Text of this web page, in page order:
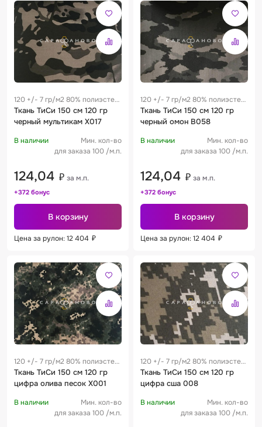
120 +/- 7 гр/м2 80% полиэстер
/ 20% хлопок 0.25 м
Ткань ТиСи 150 см 120 гр
черный мультикам Х017
В наличии
Мин. кол-во
для заказа 100 /м.п.
124,04 ₽ за м.п.
+372 бонус
В корзину
Цена за рулон: 12 404 ₽
120 +/- 7 гр/м2 80% полиэстер
/ 20% хлопок 0.25 м
Ткань ТиСи 150 см 120 гр
черный омон В058
В наличии
Мин. кол-во
для заказа 100 /м.п.
124,04 ₽ за м.п.
+372 бонус
В корзину
Цена за рулон: 12 404 ₽
120 +/- 7 гр/м2 80% полиэстер
/ 20% хлопок 0.25 м
Ткань ТиСи 150 см 120 гр
цифра олива песок Х001
В наличии
Мин. кол-во
для заказа 100 /м.п.
120 +/- 7 гр/м2 80% полиэстер
/ 20% хлопок 0.25 м
Ткань ТиСи 150 см 120 гр
цифра сша 008
В наличии
Мин. кол-во
для заказа 100 /м.п.